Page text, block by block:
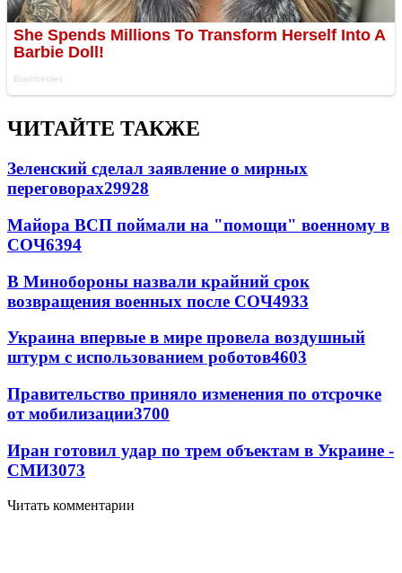
ЧИТАЙТЕ ТАКЖЕ
Зеленский сделал заявление о мирных
переговорах29928
Майора ВСП поймали на "помощи" военному в
СОЧ6394
В Минобороны назвали крайний срок
возвращения военных после СОЧ4933
Украина впервые в мире провела воздушный
штурм с использованием роботов4603
Правительство приняло изменения по отсрочке
от мобилизации3700
Иран готовил удар по трем объектам в Украине -
СМИ3073
Читать комментарии